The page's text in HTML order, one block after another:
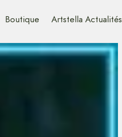
Boutique Artstella Actualités